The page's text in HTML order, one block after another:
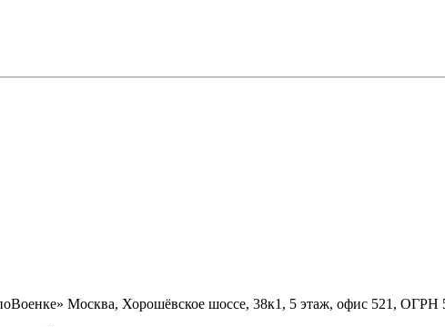
Москва, Хорошёвское шоссе, 38к1, 5 этаж, офис 521,